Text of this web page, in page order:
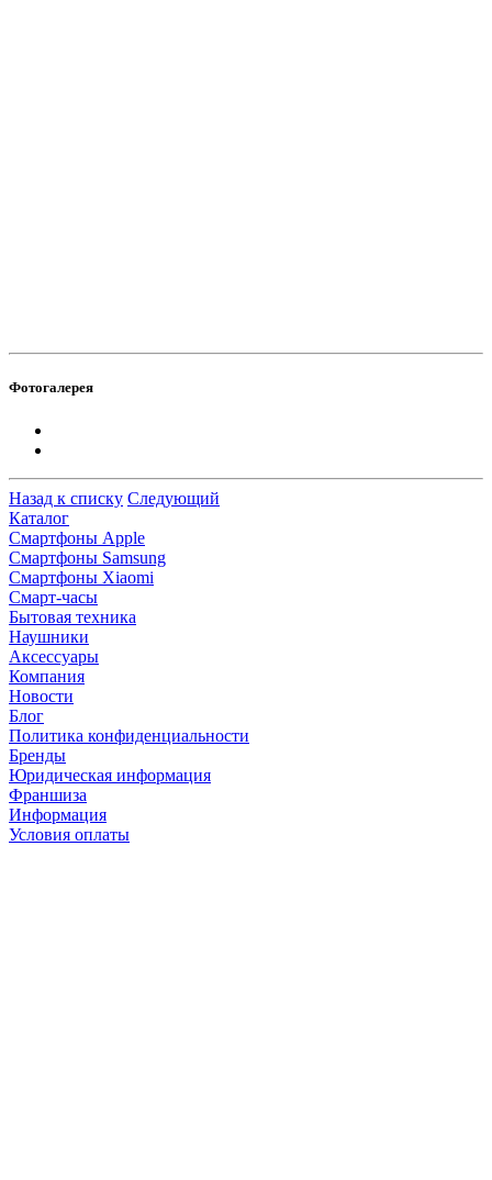
Фотогалерея
Назад к списку Следующий
Каталог
Смартфоны Apple
Смартфоны Samsung
Смартфоны Xiaomi
Смарт-часы
Бытовая техника
Наушники
Аксессуары
Компания
Новости
Блог
Политика конфиденциальности
Бренды
Юридическая информация
Франшиза
Информация
Условия оплаты